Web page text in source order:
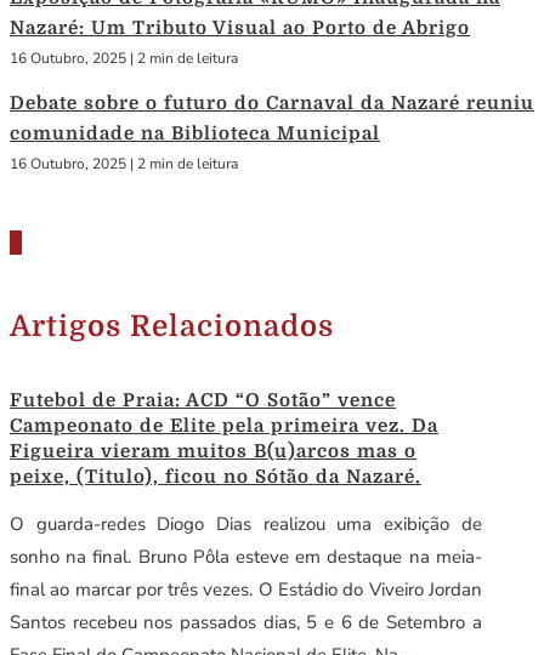
Nazaré: Um Tributo Visual ao Porto de Abrigo
16 Outubro, 2025 | 2 min de leitura
Debate sobre o futuro do Carnaval da Nazaré reuniu
comunidade na Biblioteca Municipal
16 Outubro, 2025 | 2 min de leitura
Artigos Relacionados
Futebol de Praia: ACD “O Sotão” vence
Campeonato de Elite pela primeira vez. Da
Figueira vieram muitos B(u)arcos mas o
peixe, (Titulo), ficou no Sótão da Nazaré.
O guarda-redes Diogo Dias realizou uma exibição de
sonho na final. Bruno Pôla esteve em destaque na meia-
final ao marcar por três vezes. O Estádio do Viveiro Jordan
Santos recebeu nos passados dias, 5 e 6 de Setembro a